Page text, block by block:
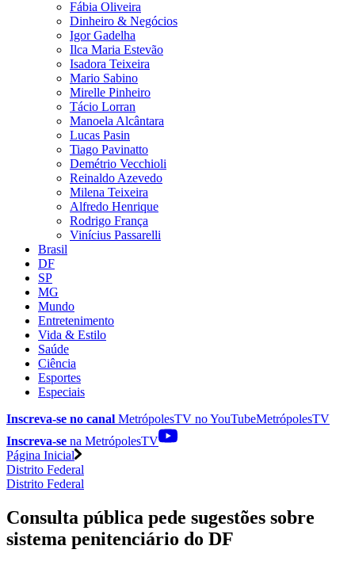
Fábia Oliveira
Dinheiro & Negócios
Igor Gadelha
Ilca Maria Estevão
Isadora Teixeira
Mario Sabino
Mirelle Pinheiro
Tácio Lorran
Manoela Alcântara
Lucas Pasin
Tiago Pavinatto
Demétrio Vecchioli
Reinaldo Azevedo
Milena Teixeira
Alfredo Henrique
Rodrigo França
Vinícius Passarelli
Brasil
DF
SP
MG
Mundo
Entretenimento
Vida & Estilo
Saúde
Ciência
Esportes
Especiais
Inscreva-se no canal MetrópolesTV noYouTubeMetrópolesTV
Inscreva-se na MetrópolesTV
Página Inicial
Distrito Federal
Distrito Federal
Consulta pública pede sugestões sobre
sistema penitenciário do DF